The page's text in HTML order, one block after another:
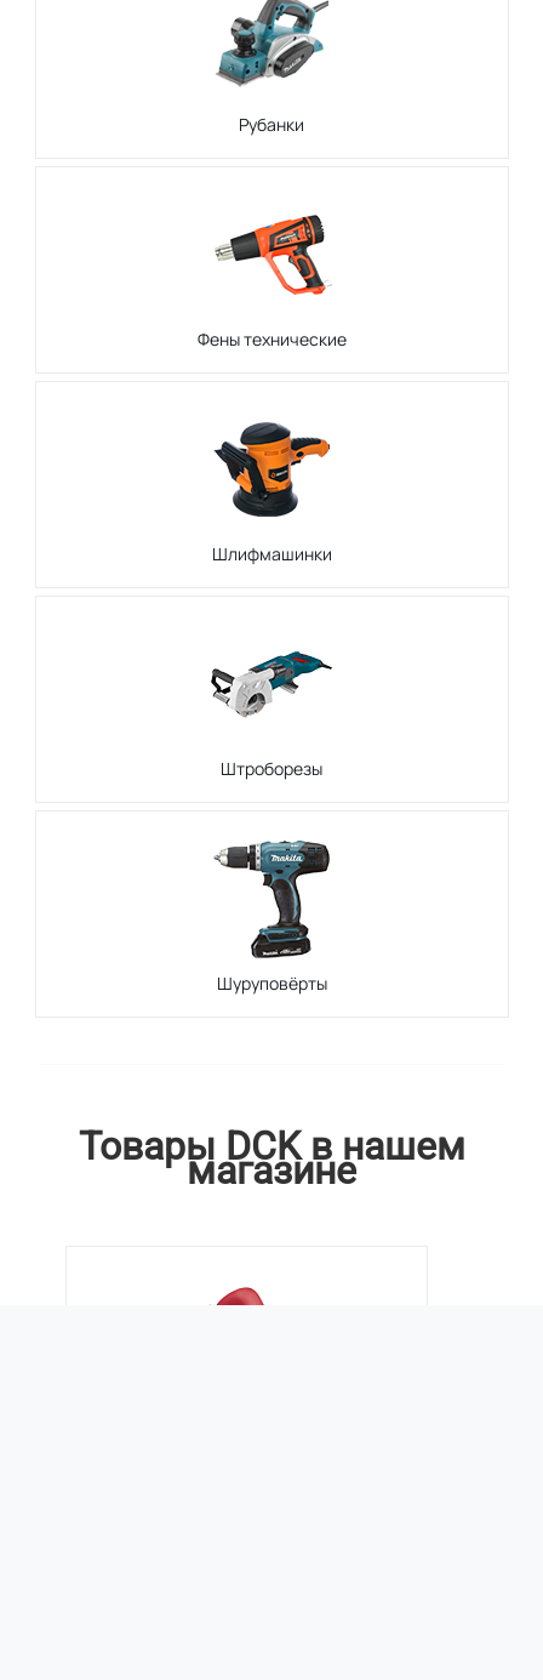
Рубанки
Фены технические
Шлифмашинки
Штроборезы
Шуруповёрты
Товары DCK в нашем
магазине